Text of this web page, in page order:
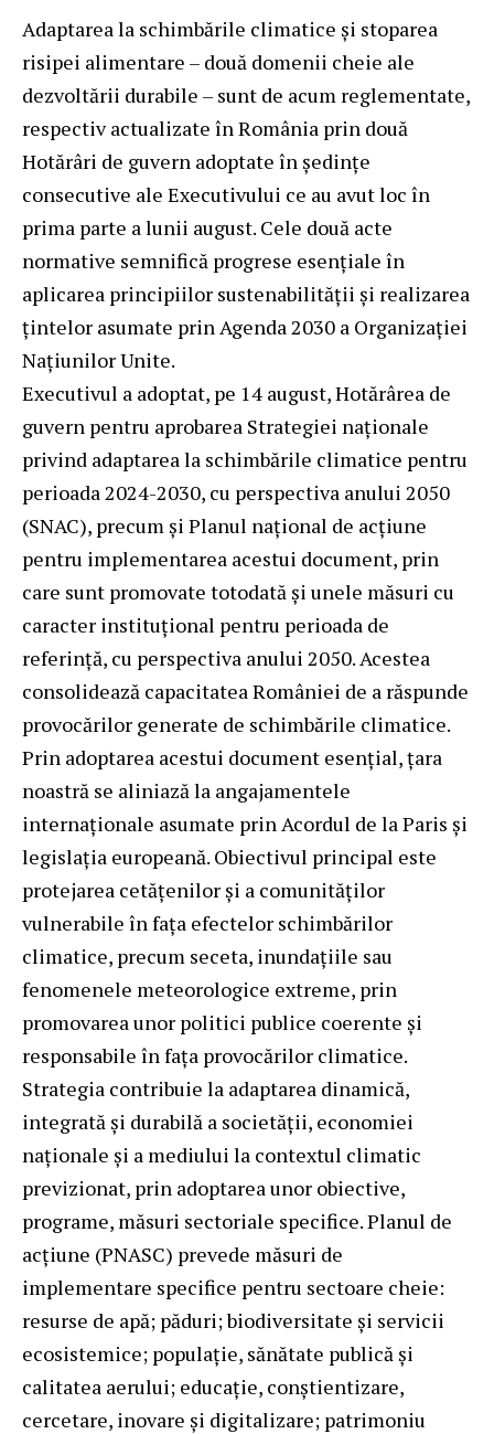
Adaptarea la schimbările climatice și stoparea
risipei alimentare – două domenii cheie ale
dezvoltării durabile – sunt de acum reglementate,
respectiv actualizate în România prin două
Hotărâri de guvern adoptate în ședințe
consecutive ale Executivului ce au avut loc în
prima parte a lunii august. Cele două acte
normative semnifică progrese esențiale în
aplicarea principiilor sustenabilității și realizarea
țintelor asumate prin Agenda 2030 a Organizației
Națiunilor Unite.
Executivul a adoptat, pe 14 august, Hotărârea de
guvern pentru aprobarea Strategiei naționale
privind adaptarea la schimbările climatice pentru
perioada 2024-2030, cu perspectiva anului 2050
(SNAC), precum și Planul național de acțiune
pentru implementarea acestui document, prin
care sunt promovate totodată și unele măsuri cu
caracter instituțional pentru perioada de
referință, cu perspectiva anului 2050. Acestea
consolidează capacitatea României de a răspunde
provocărilor generate de schimbările climatice.
Prin adoptarea acestui document esențial, țara
noastră se aliniază la angajamentele
internaționale asumate prin Acordul de la Paris și
legislația europeană. Obiectivul principal este
protejarea cetățenilor și a comunităților
vulnerabile în fața efectelor schimbărilor
climatice, precum seceta, inundațiile sau
fenomenele meteorologice extreme, prin
promovarea unor politici publice coerente și
responsabile în fața provocărilor climatice.
Strategia contribuie la adaptarea dinamică,
integrată și durabilă a societății, economiei
naționale și a mediului la contextul climatic
previzionat, prin adoptarea unor obiective,
programe, măsuri sectoriale specifice. Planul de
acțiune (PNASC) prevede măsuri de
implementare specifice pentru sectoare cheie:
resurse de apă; păduri; biodiversitate și servicii
ecosistemice; populație, sănătate publică și
calitatea aerului; educație, conștientizare,
cercetare, inovare și digitalizare; patrimoniu